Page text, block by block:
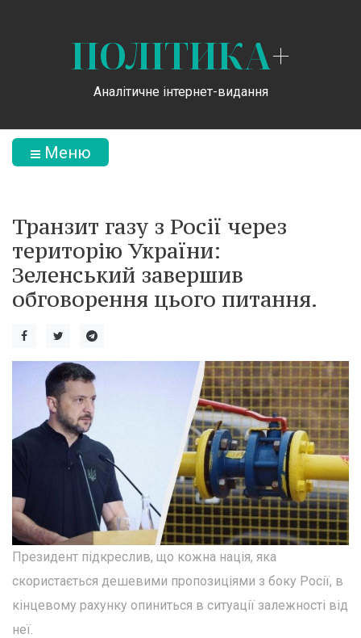
ПОЛІТИКА+
Аналітичне інтернет-видання
Меню
Транзит газу з Росії через
територію України:
Зеленський завершив
обговорення цього питання.
Президент підкреслив, що кожна нація, яка
скористається дешевими пропозиціями з боку Росії, в
кінцевому рахунку опиниться в ситуації залежності від
неї.